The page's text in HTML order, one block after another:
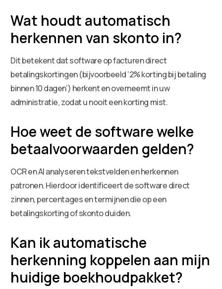
Wat houdt automatisch
herkennen van skonto in?
Dit betekent dat software op facturen direct
betalingskortingen (bijvoorbeeld ‘2% korting bij betaling
binnen 10 dagen’) herkent en overneemt in uw
administratie, zodat u nooit een korting mist.
Hoe weet de software welke
betaalvoorwaarden gelden?
OCR en AI analyseren tekstvelden en herkennen
patronen. Hierdoor identificeert de software direct
zinnen, percentages en termijnen die op een
betalingskorting of skonto duiden.
Kan ik automatische
herkenning koppelen aan mijn
huidige boekhoudpakket?